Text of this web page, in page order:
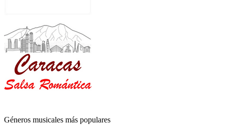
Géneros musicales más populares